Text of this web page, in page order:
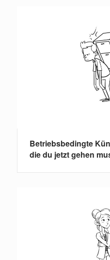
Betriebsbedingte
die du jetzt gehen